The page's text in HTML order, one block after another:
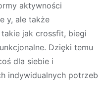
aktywności
y, ale także
jak crossfit, biegi
Dzięki temu
dla siebie i
indywidualnych potrzeb